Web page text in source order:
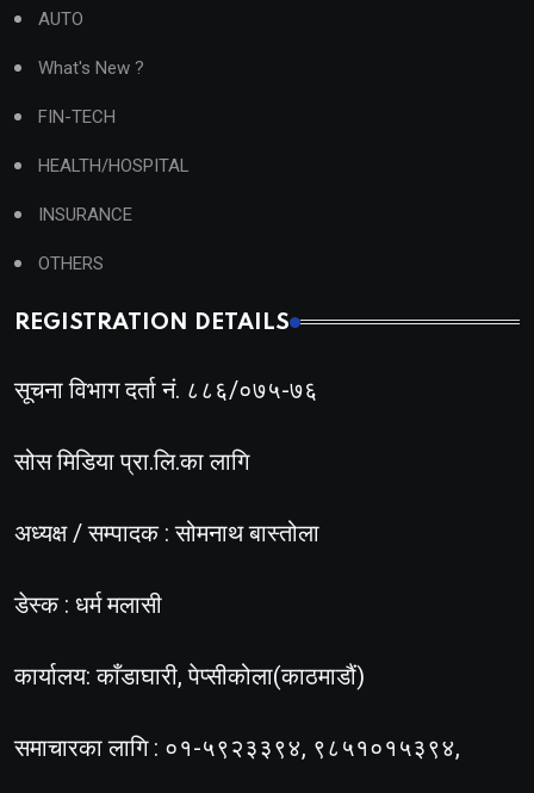
AUTO
What's New ?
FIN-TECH
HEALTH/HOSPITAL
INSURANCE
OTHERS
REGISTRATION DETAILS
सूचना विभाग दर्ता नं. ८८६/०७५-७६
सोस मिडिया प्रा.लि.का लागि
अध्यक्ष / सम्पादक : सोमनाथ बास्तोला
डेस्क : धर्म मलासी
कार्यालय: काँडाघारी, पेप्सीकोला(काठमाडौं)
समाचारका लागि : ०१-५९२३३९४, ९८५१०१५३९४,